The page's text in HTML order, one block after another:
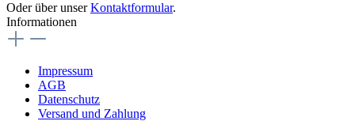
Oder über unserKontaktformular.
Informationen
Impressum
AGB
Datenschutz
Versand und Zahlung